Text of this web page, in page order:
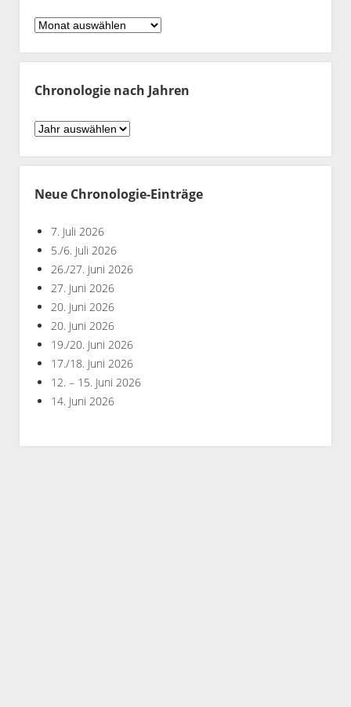
Chronologie
Monaten
Chronologie nach Jahren
Chronologie
Jahren
Neue Chronologie-Einträge
7. Juli 2026
5./6. Juli 2026
26./27. Juni 2026
27. Juni 2026
20. Juni 2026
20. Juni 2026
19./20. Juni 2026
17./18. Juni 2026
12. – 15. Juni 2026
14. Juni 2026